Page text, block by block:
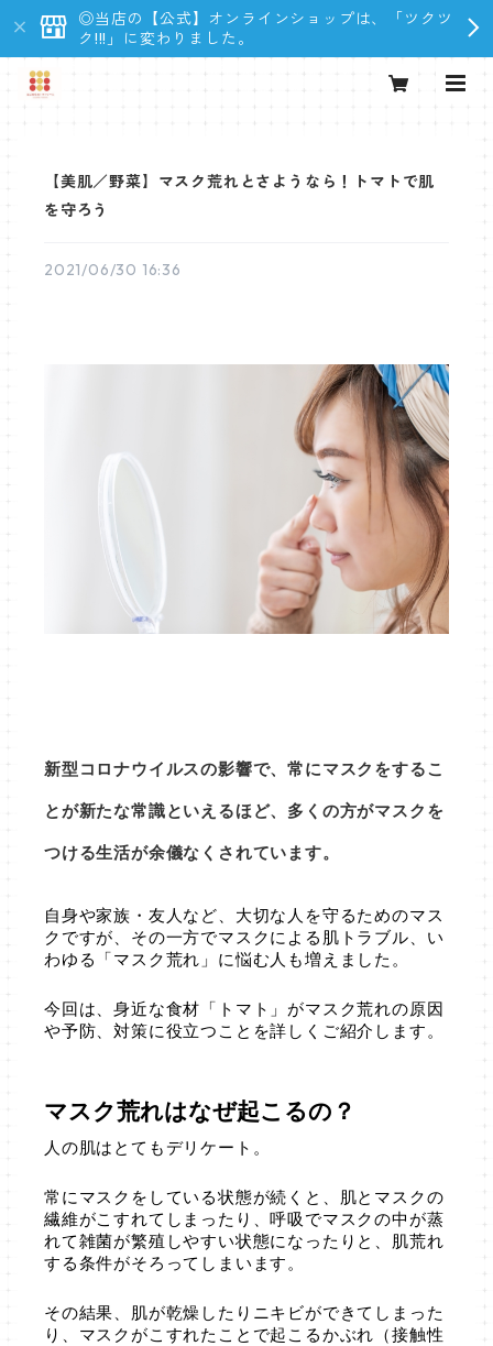
◎当店の【公式】オンラインショップは、「ツクツ
ク!!!」に変わりました。
【美肌／野菜】マスク荒れとさようなら！トマトで肌
を守ろう
2021/06/30 16:36
新型コロナウイルスの影響で、常にマスクをするこ
とが新たな常識といえるほど、多くの方がマスクを
つける生活が余儀なくされています。
自身や家族・友人など、大切な人を守るためのマス
クですが、その一方でマスクによる肌トラブル、い
わゆる「マスク荒れ」に悩む人も増えました。
今回は、身近な食材「トマト」がマスク荒れの原因
や予防、対策に役立つことを詳しくご紹介します。
マスク荒れはなぜ起こるの？
人の肌はとてもデリケート。
常にマスクをしている状態が続くと、肌とマスクの
繊維がこすれてしまったり、呼吸でマスクの中が蒸
れて雑菌が繁殖しやすい状態になったりと、肌荒れ
する条件がそろってしまいます。
その結果、肌が乾燥したりニキビができてしまった
り、マスクがこすれたことで起こるかぶれ（接触性